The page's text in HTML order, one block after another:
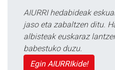
AIURRI hedabideak
jaso eta zabaltzen ditu.
albisteak euskaraz
babestuko duzu.
Egin AIURRIkide!